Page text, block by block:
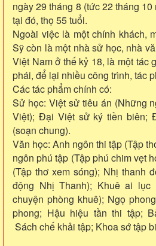
ngày 29 tháng 8 (tức 22 tháng
tại đó, thọ 55 tuổi.
Ngoài việc là một chính khách,
Sỹ còn là một nhà sử học, nhà
Việt Nam ở thế kỷ 18, là một tác
phái, để lại nhiều công trình, tác
Các tác phẩm chính có:
Sử học: Việt sử tiêu án (Những
Việt); Đại Việt sử ký tiền biên;
(soạn chung).
Văn học: Anh ngôn thi tập (Tập
ngôn phú tập (Tập phú chim vẹt
(Tập thơ xem sóng); Nhị thanh
động Nhị Thanh); Khuê ai
chuyện phòng khuê); Ngọ
phong; Hậu hiệu tần thi tập;
Sách chế khải tập; Khoa sớ tập